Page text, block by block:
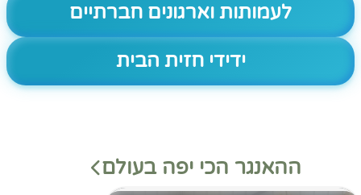
לעמותות וארגונים חברתיים
ידידי חזית הבית
ההאנגר הכי יפה בעולם